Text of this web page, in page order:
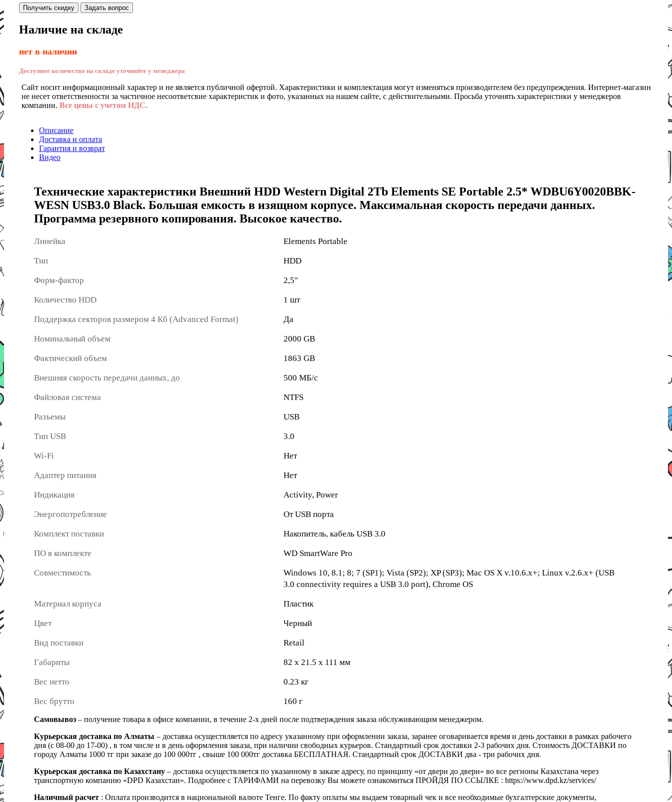
Получить скидку Задать вопрос
Наличие на складе
нет в наличии
Доступное количество на складе уточняйте у менеджера
Сайт носит информационный характер и не является публичной офертой. Характеристики и комплектация могут изменяться производителем без предупреждения. Интернет-магазин
не несет ответственности за частичное несоответсвие характеристик и фото, указанных на нашем сайте, с действительными. Просьба уточнять характеристики у менеджеров
компании. Все цены с учетом НДС.
Описание
Доставка и оплата
Гарантия и возврат
Видео
Технические характеристики Внешний HDD Western Digital 2Tb Elements SE Portable 2.5* WDBU6Y0020BBK-
WESN USB3.0 Black. Большая емкость в изящном корпусе. Максимальная скорость передачи данных.
Программа резервного копирования. Высокое качество.
Линейка Elements Portable
Тип HDD
Форм-фактор 2,5"
Количество HDD 1 шт
Поддержка секторов размером 4 Кб (Advanced Format) Да
Номинальный объем 2000 GB
Фактический объем 1863 GB
Внешняя скорость передачи данных, до 500 МБ/с
Файловая система NTFS
Разъемы USB
Тип USB 3.0
Wi-Fi Нет
Адаптер питания Нет
Индикация Activity, Power
Энергопотребление От USB порта
Комплект поставки Накопитель, кабель USB 3.0
ПО в комплекте WD SmartWare Pro
Совместимость
Windows 10, 8.1; 8; 7 (SP1); Vista (SP2); XP (SP3); Mac OS X v.10.6.x+; Linux v.2.6.x+ (USB
3.0 connectivity requires a USB 3.0 port), Chrome OS
Материал корпуса Пластик
Цвет Черный
Вид поставки Retail
Габариты 82 x 21.5 x 111 мм
Вес нетто 0.23 кг
Вес брутто 160 г
Самовывоз – получение товара в офисе компании, в течение 2-х дней после подтверждения заказа обслуживающим менеджером.
Курьерская доставка по Алматы – доставка осуществляется по адресу указанному при оформлении заказа, заранее оговаривается время и день доставки в рамках рабочего
дня (с 08-00 до 17-00) , в том числе и в день оформления заказа, при наличии свободных курьеров. Стандартный срок доставки 2-3 рабочих дня. Стоимость ДОСТАВКИ по
городу Алматы 1000 тг при заказе до 100 000тг , свыше 100 000тг доставка БЕСПЛАТНАЯ. Стандартный срок ДОСТАВКИ два - три рабочих дня.
Курьерская доставка по Казахстану – доставка осуществляется по указанному в заказе адресу, по принципу «от двери до двери» во все регионы Казахстана через
транспортную компанию «DPD Казахстан». Подробнее с ТАРИФАМИ на перевозку Вы можете ознакомиться ПРОЙДЯ ПО ССЫЛКЕ : https://www.dpd.kz/services/
Наличный расчет : Оплата производится в национальной валюте Тенге. По факту оплаты мы выдаем товарный чек и все необходимые бухгалтерские документы,